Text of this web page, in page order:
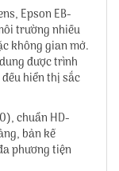
Epson EB-
trường nhiều
không gian mở.
được trình
hiển thị sắc
chuẩn HD-
bản kế
phương tiện